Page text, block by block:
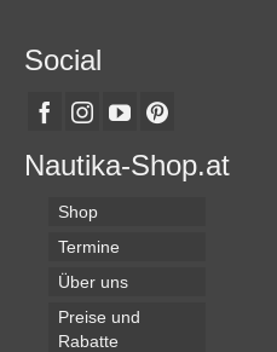
Social
Nautika-Shop.at
Shop
Termine
Über uns
Preise und
Rabatte